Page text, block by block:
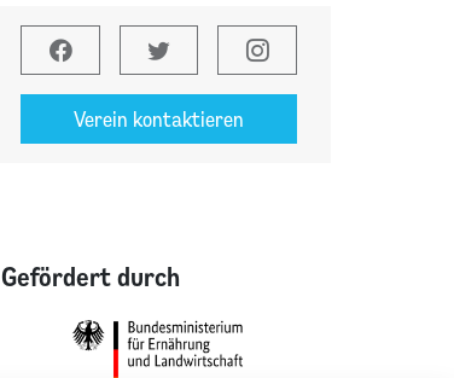
Verein kontaktieren
Gefördert durch